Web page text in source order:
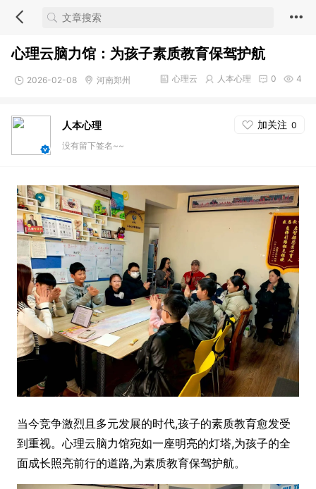
心理云脑力馆：为孩子素质教育保驾护航
2026-02-08 河南郑州 4
0
人本心理
心理云
人本心理 加关注 0
没有留下签名~~
当今竞争激烈且多元发展的时代,孩子的素质教育愈发受
到重视。心理云脑力馆宛如一座明亮的灯塔,为孩子的全
面成长照亮前行的道路,为素质教育保驾护航。